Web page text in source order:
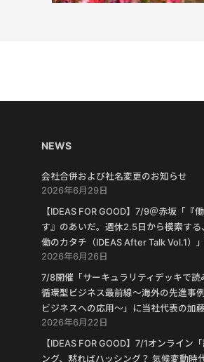
NEWS
会社合併および社名変更のお知らせ
2026年6月29日
【IDEAS FOR GOOD】7/9＠赤坂「『
す』のあいだ。週休2.5日から模索する
働のカタチ（IDEAS After Talk Vol.1）
2026年6月26日
7/8開催「サーキュラリティデッキで読
循環型ビジネス最前線〜海外の先進事
ビジネスへの応用〜」に当社代表の加
2026年6月22日
【IDEAS FOR GOOD】7/1オンライン
ング、黙ればハッシング？ 気候変動時